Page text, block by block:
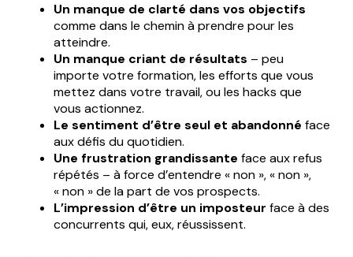
Un manque de clarté dans vos objectifs
comme dans le chemin à prendre pour les
atteindre.
Un manque criant de résultats – peu
importe votre formation, les efforts que vous
mettez dans votre travail, ou les hacks que
vous actionnez.
Le sentiment d’être seul et abandonné face
aux défis du quotidien.
Une frustration grandissante face aux refus
répétés – à force d’entendre « non », « non »,
« non » de la part de vos prospects.
L’impression d’être un imposteur face à des
concurrents qui, eux, réussissent.